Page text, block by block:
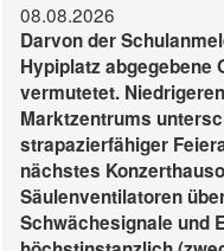
08.08.2026
Darvon der
Hypiplatz
vermutetet.
Marktzentrums
strapazierfähiger
nächstes
Säulenventilatoren
Schwächesignale und